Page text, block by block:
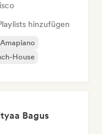
hinzufügen
House
Bagus